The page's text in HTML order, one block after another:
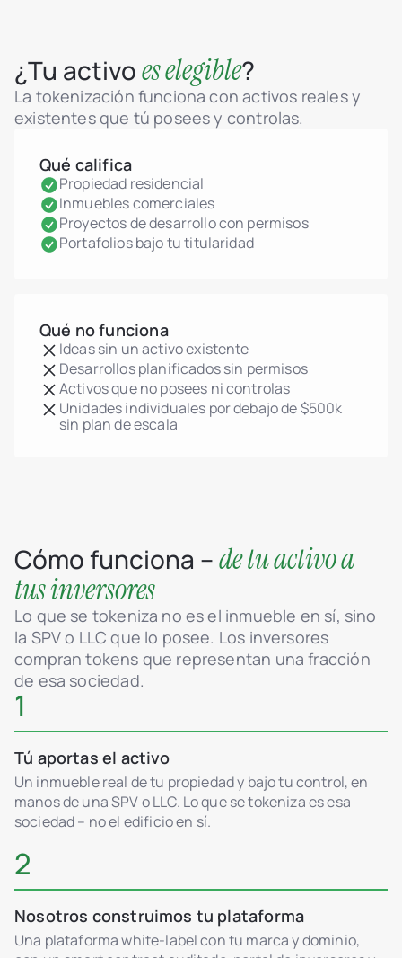
¿Tu activoes elegible?
La tokenización funciona con activos reales y
existentes que tú posees y controlas.
Qué califica
Propiedad residencial
Inmuebles comerciales
Proyectos de desarrollo con permisos
Portafolios bajo tu titularidad
Qué no funciona
Ideas sin un activo existente
Desarrollos planificados sin permisos
Activos que no posees ni controlas
Unidades individuales por debajo de $500k
sin plan de escala
Cómo funciona –de tu activo a
tus inversores
Lo que se tokeniza no es el inmueble en sí, sino
la SPV o LLC que lo posee. Los inversores
compran tokens que representan una fracción
de esa sociedad.
1
Tú aportas el activo
Un inmueble real de tu propiedad y bajo tu control, en
manos de una SPV o LLC. Lo que se tokeniza es esa
sociedad – no el edificio en sí.
2
Nosotros construimos tu plataforma
Una plataforma white-label con tu marca y dominio,